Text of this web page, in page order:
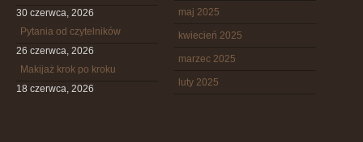
30 czerwca, 2026
Pytania od czytelników
26 czerwca, 2026
Makijaż krok po kroku
18 czerwca, 2026
maj 2025
kwiecień 2025
marzec 2025
luty 2025